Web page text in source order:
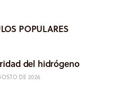
POPULARES
del hidrógeno
DE 2026